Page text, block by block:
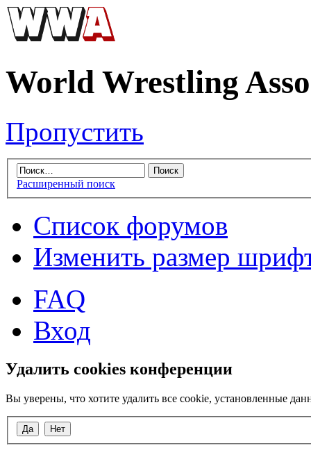
World Wrestling
Пропустить
Расширенный поиск
Список форумов
Изменить размер
FAQ
Вход
Удалить cookies конференции
Вы уверены, что хотите удалить все cookie, установленные